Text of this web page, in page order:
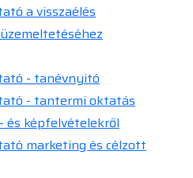
a visszaélés
- tanévnyitó
- tantermi oktatás
és képfelvételekről
marketing és célzott